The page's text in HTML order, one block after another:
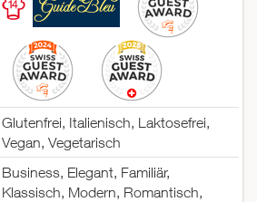
11:30–14:30
17:30–23:30
11:30–14:30
17:30–23:30
11:30–14:30
17:30–23:30
18:00–23:30
geschlossen
Glutenfrei, Italienisch, Laktosefrei,
Vegan, Vegetarisch
Business, Elegant, Familiär,
Klassisch, Modern, Romantisch,